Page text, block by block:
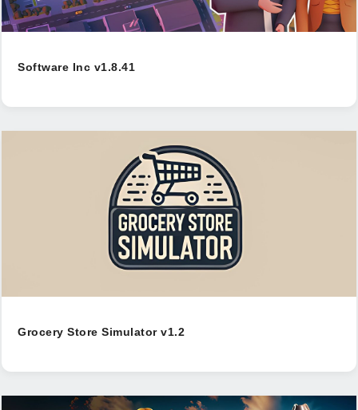
Software Inc v1.8.41
Grocery Store Simulator v1.2